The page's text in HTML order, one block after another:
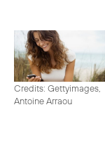
Credits: Gettyimages,
Antoine Arraou